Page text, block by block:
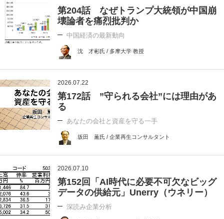
第204話 なぜトランプ大統領が中国崩
壊論者を痛烈批判か
中国経済の最新動向
沈 才彬氏 / 多摩大学 教授
2026.07.22
第172話 ”守られる会社”には理由があ
る
あなたの会社と資産を守る一手
坂田 薫氏 / 企業再生コンサルタント
2026.07.10
第152回「AI時代に必要不可欠なビッグ
データの供給元」Unerry（ウネリー）
深読み企業分析